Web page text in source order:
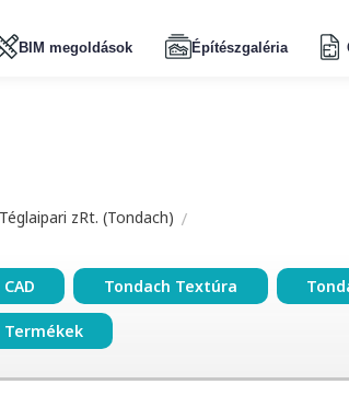
BIM megoldások Építészgaléria
zRt. (Tondach)
Tondach Textúra
Termékek